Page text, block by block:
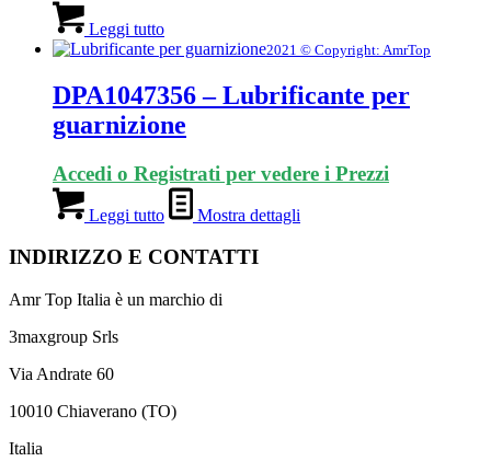
Leggi tutto
2021 © Copyright: AmrTop
DPA1047356 – Lubrificante per
guarnizione
Accedi o Registrati per vedere i Prezzi
Leggi tutto Mostra dettagli
INDIRIZZO E CONTATTI
Amr Top Italia è un marchio di
3maxgroup Srls
Via Andrate 60
10010 Chiaverano (TO)
Italia